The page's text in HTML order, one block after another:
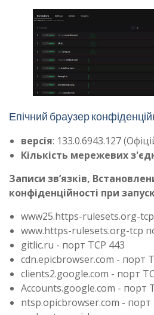
Епічний браузер
версія: 133.0.6943.127
Кількість мережевих
Записи зв’язків,
конфіденційності при
www25.https-rulesets.org-
www.https-rulesets.org-tcp
gitlic.ru - порт TCP 443
cdn.epicbrowser.com - порт
clients2.google.com - порт
Accounts.google.com - порт
ntsp.opicbrowser.com - порт